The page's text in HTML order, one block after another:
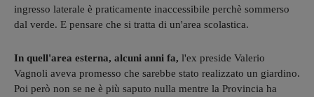
ingresso laterale è praticamente inaccessibile perchè sommerso
dal verde. E pensare che si tratta di un'area scolastica.
In quell'area esterna, alcuni anni fa, l'ex preside Valerio
Vagnoli aveva promesso che sarebbe stato realizzato un giardino.
Poi però non se ne è più saputo nulla mentre la Provincia ha